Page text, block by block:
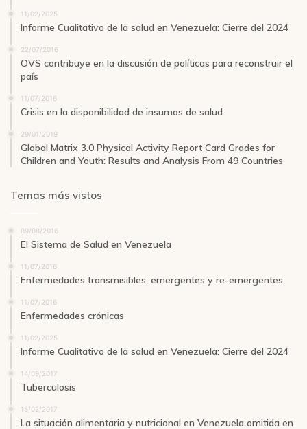
11/02/2025
Informe Cualitativo de la salud en Venezuela: Cierre del 2024
22/07/2016
OVS contribuye en la discusión de políticas para reconstruir el
país
11/07/2016
Crisis en la disponibilidad de insumos de salud
29/01/2019
Global Matrix 3.0 Physical Activity Report Card Grades for
Children and Youth: Results and Analysis From 49 Countries
Temas más vistos
09/08/2016
El Sistema de Salud en Venezuela
11/07/2016
Enfermedades transmisibles, emergentes y re-emergentes
11/07/2016
Enfermedades crónicas
11/02/2025
Informe Cualitativo de la salud en Venezuela: Cierre del 2024
14/09/2017
Tuberculosis
15/02/2017
La situación alimentaria y nutricional en Venezuela omitida en